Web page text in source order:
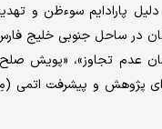
دلیل پارادایم سوءظن و
عدم تجاوز»، «پویش
پژوهش و پیشرفت اتمی